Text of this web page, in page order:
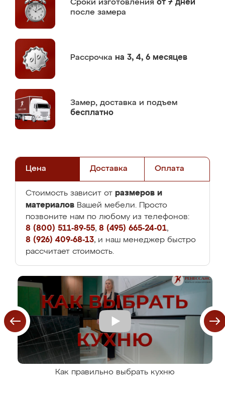
Сроки изготовления от 7 дней
после замера
Рассрочка на 3, 4, 6 месяцев
Замер, доставка и подъем
бесплатно
Цена Доставка Оплата
Стоимость зависит от размеров и
материалов Вашей мебели. Просто
позвоните нам по любому из телефонов:
8 (800) 511-89-55, 8 (495) 665-24-01,
8 (926) 409-68-13, и наш менеджер быстро
рассчитает стоимость.
Как правильно выбрать кухню